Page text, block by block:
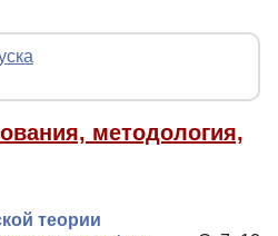
методология,
теории